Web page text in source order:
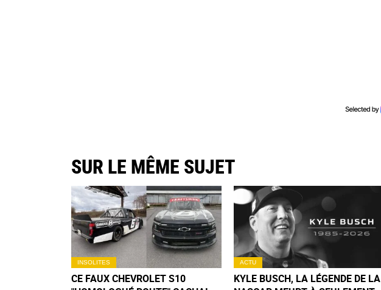
SUR LE MÊME SUJET
INSOLITES
CE FAUX CHEVROLET S10
ACTU
KYLE BUSCH, LA LÉGENDE DE LA